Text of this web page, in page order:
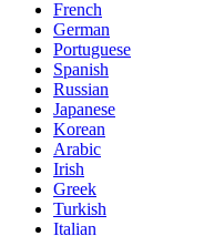
French
German
Portuguese
Spanish
Russian
Japanese
Korean
Arabic
Irish
Greek
Turkish
Italian